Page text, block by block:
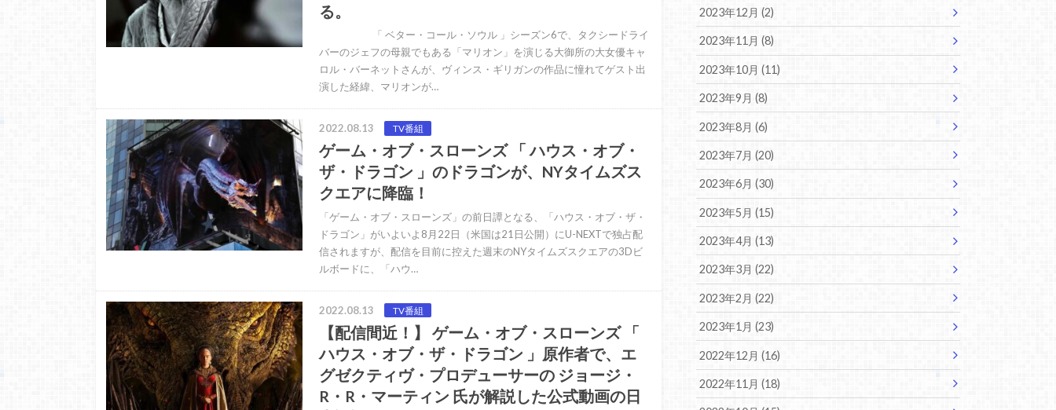
る。
「 ベター・コール・ソウル 」シーズン6で、タクシードライ
バーのジェフの母親でもある「マリオン」を演じる大御所の大女優キャ
ロル・バーネットさんが、ヴィンス・ギリガンの作品に憧れてゲスト出
演した経緯、マリオンが…
2022.08.13 TV番組
ゲーム・オブ・スローンズ 「 ハウス・オブ・
ザ・ドラゴン 」のドラゴンが、NYタイムズス
クエアに降臨！
「ゲーム・オブ・スローンズ」の前日譚となる、「ハウス・オブ・ザ・
ドラゴン」がいよいよ8月22日（米国は21日公開）にU-NEXTで独占配
信されますが、配信を目前に控えた週末のNYタイムズスクエアの3Dビ
ルボードに、「ハウ…
2022.08.13 TV番組
【配信間近！】 ゲーム・オブ・スローンズ 「
ハウス・オブ・ザ・ドラゴン 」原作者で、エ
グゼクティヴ・プロデューサーの ジョージ・
R・R・マーティン 氏が解説した公式動画の日
2023年12月 (2)
2023年11月 (8)
2023年10月 (11)
2023年9月 (8)
2023年8月 (6)
2023年7月 (20)
2023年6月 (30)
2023年5月 (15)
2023年4月 (13)
2023年3月 (22)
2023年2月 (22)
2023年1月 (23)
2022年12月 (16)
2022年11月 (18)